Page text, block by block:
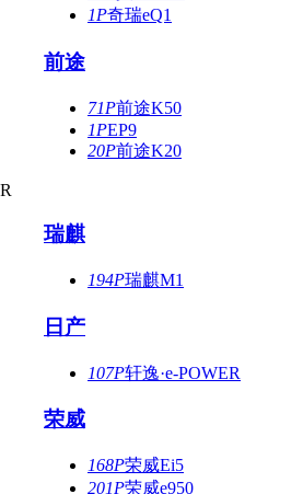
1P奇瑞eQ1
前途
71P前途K50
1PEP9
20P前途K20
R
瑞麒
194P瑞麒M1
日产
107P轩逸·e-POWER
荣威
168P荣威Ei5
201P荣威e950